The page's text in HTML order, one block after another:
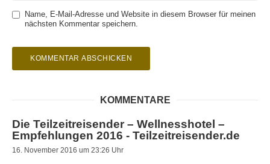
Name, E-Mail-Adresse und Website in diesem Browser für meinen
nächsten Kommentar speichern.
KOMMENTARE
Die Teilzeitreisender – Wellnesshotel –
Empfehlungen 2016 - Teilzeitreisender.de
16. November 2016 um 23:26 Uhr